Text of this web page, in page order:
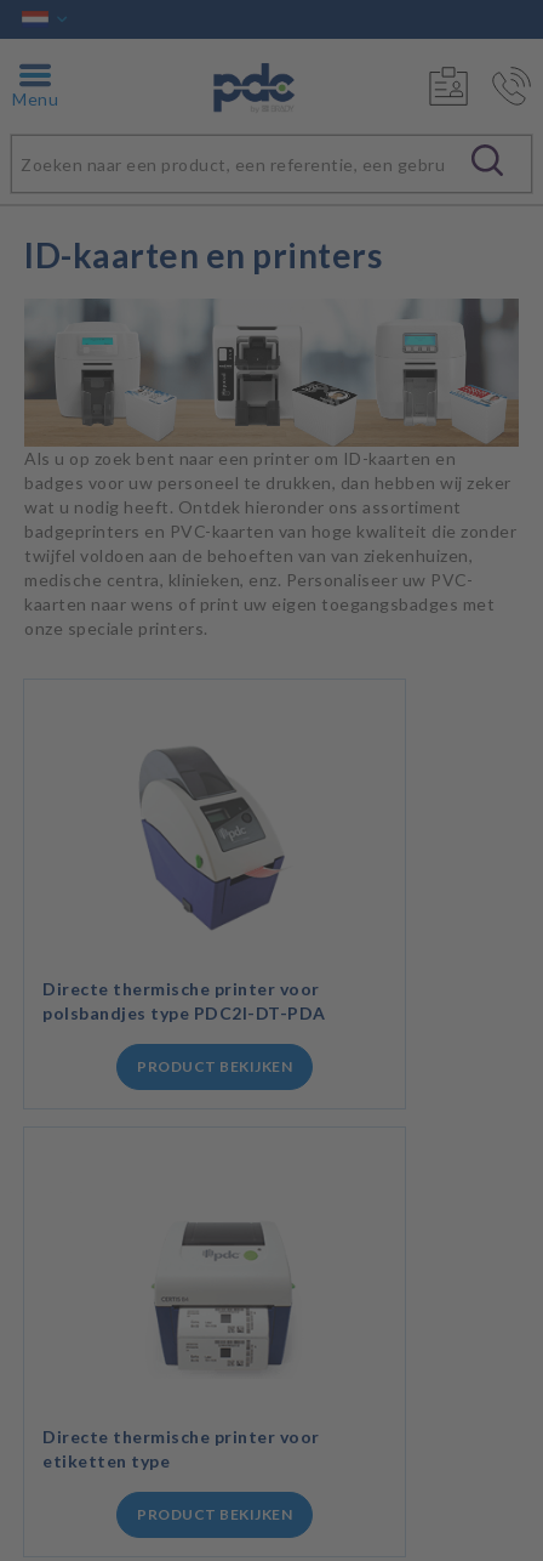
Menu
ID-kaarten en printers
Als u op zoek bent naar een printer om ID-kaarten en
badges voor uw personeel te drukken, dan hebben wij zeker
wat u nodig heeft. Ontdek hieronder ons assortiment
badgeprinters en PVC-kaarten van hoge kwaliteit die zonder
twijfel voldoen aan de behoeften van van ziekenhuizen,
medische centra, klinieken, enz. Personaliseer uw PVC-
kaarten naar wens of print uw eigen toegangsbadges met
onze speciale printers.
Directe thermische printer voor
polsbandjes type PDC2I-DT-PDA
PRODUCT BEKIJKEN
Directe thermische printer voor
etiketten type
PRODUCT BEKIJKEN